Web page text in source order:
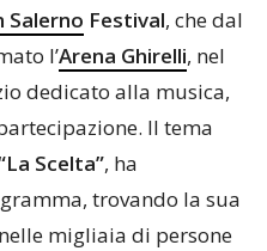
Salerno Festival, che dal
l’Arena Ghirelli, nel
dedicato alla musica,
Il tema
Scelta”, ha
trovando la sua
migliaia di persone